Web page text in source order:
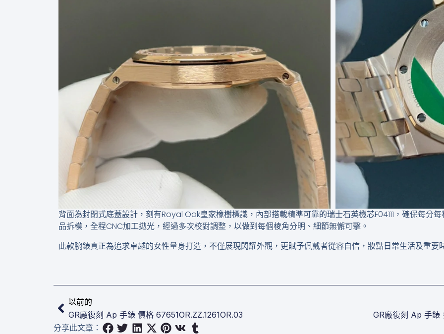
背面為封閉式底蓋設計，刻有Royal Oak皇家橡樹標識，內部搭載精準可靠的瑞士石英機芯F04111，確保每分
品拆模，全程CNC加工拋光，經過多次校對調整，以做到每個棱角分明、細節無懈可擊。
此款腕錶真正為追求卓越的女性量身打造，不僅展現閃耀外觀，更賦予佩戴者從容自信，妝點日常生活及重要
上一頁
以前的
GR廠復刻 Ap 手錶 價格​ 67651OR.ZZ.1261OR.03
GR廠復刻 Ap 手錶
分享此文章：